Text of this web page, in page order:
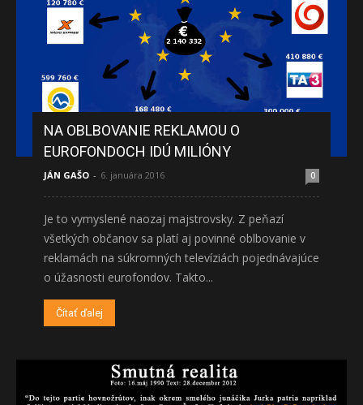
NA OBLBOVANIE REKLAMOU O
EUROFONDOCH IDÚ MILIÓNY
JÁN GAŠO - 6. januára 2016 0
Je to vymyslené naozaj majstrovsky. Z peňazí
všetkých občanov sa platí aj povinné oblbovanie v
reklamách na súkromných televíziách pojednávajúce
o úžasnosti eurofondov. Takto...
Čítať ďalej